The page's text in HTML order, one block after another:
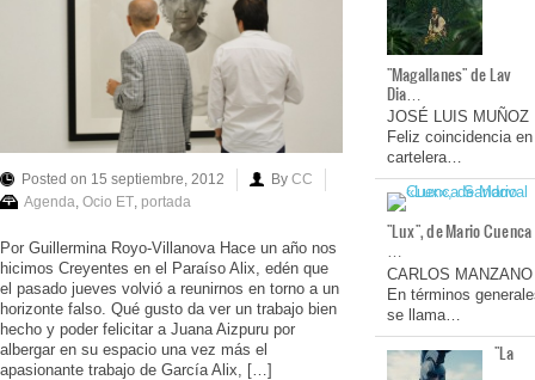
Posted on 15 septiembre, 2012 By CC
Agenda, Ocio ET, portada
Por Guillermina Royo-Villanova Hace un año nos
hicimos Creyentes en el Paraíso Alix, edén que
el pasado jueves volvió a reunirnos en torno a un
horizonte falso. Qué gusto da ver un trabajo bien
hecho y poder felicitar a Juana Aizpuru por
albergar en su espacio una vez más el
apasionante trabajo de García Alix, […]
"Magallanes" de Lav
Dia…
JOSÉ LUIS MUÑOZ
Feliz coincidencia en
cartelera…
"Lux", de Mario Cuenca
…
CARLOS MANZANO
En términos
se llama…
"La